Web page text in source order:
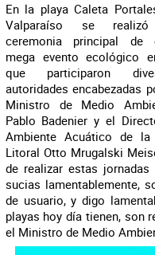
En la playa Caleta
Valparaíso se
ceremonia principal de
mega evento ecológico
que participaron
autoridades encabezadas
Ministro de Medio
Pablo Badenier y el
Ambiente Acuático de la
Litoral Otto Mrugalski
de realizar estas
sucias lamentablemente,
de usuario, y digo
playas hoy día tienen, son
el Ministro de Medio